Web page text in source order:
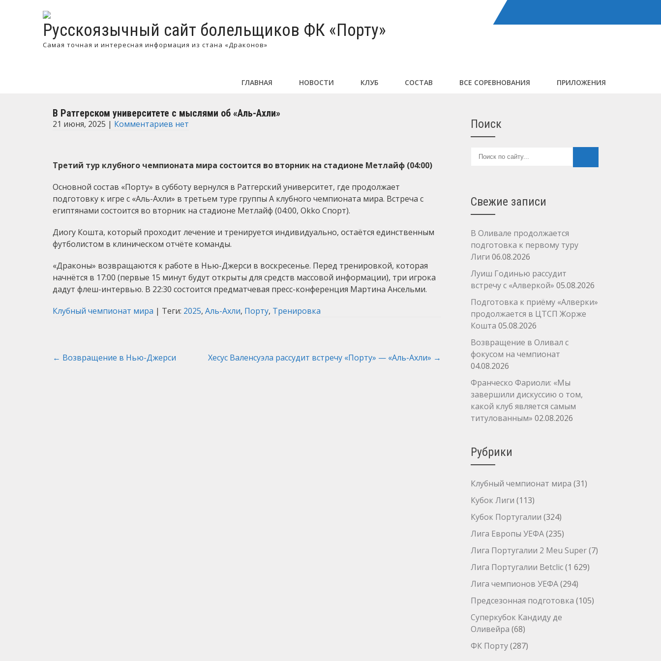
Русскоязычный сайт болельщиков ФК «Порту»
Самая точная и интересная информация из стана «Драконов»
ГЛАВНАЯ НОВОСТИ КЛУБ СОСТАВ ВСЕ СОРЕВНОВАНИЯ ПРИЛОЖЕНИЯ
В Ратгерском университете с мыслями об «Аль-Ахли»
21 июня, 2025 | Комментариев нет
Третий тур клубного чемпионата мира состоится во вторник на стадионе Метлайф (04:00)
Основной состав «Порту» в субботу вернулся в Ратгерский университет, где продолжает
подготовку к игре с «Аль-Ахли» в третьем туре группы А клубного чемпионата мира. Встреча с
египтянами состоится во вторник на стадионе Метлайф (04:00, Okko Спорт).
Диогу Кошта, который проходит лечение и тренируется индивидуально, остаётся единственным
футболистом в клиническом отчёте команды.
«Драконы» возвращаются к работе в Нью-Джерси в воскресенье. Перед тренировкой, которая
начнётся в 17:00 (первые 15 минут будут открыты для средств массовой информации), три игрока
дадут флеш-интервью. В 22:30 состоится предматчевая пресс-конференция Мартина Ансельми.
Клубный чемпионат мира | Теги: 2025, Аль-Ахли, Порту, Тренировка
Post
navigation
← Возвращение в Нью-Джерси Хесус Валенсуэла рассудит встречу «Порту» — «Аль-Ахли» →
Поиск
Свежие записи
В Оливале продолжается
подготовка к первому туру
Лиги 06.08.2026
Луиш Годинью рассудит
встречу с «Алверкой» 05.08.2026
Подготовка к приёму «Алверки»
продолжается в ЦТСП Жорже
Кошта 05.08.2026
Возвращение в Оливал с
фокусом на чемпионат
04.08.2026
Франческо Фариоли: «Мы
завершили дискуссию о том,
какой клуб является самым
титулованным» 02.08.2026
Рубрики
Клубный чемпионат мира (31)
Кубок Лиги (113)
Кубок Португалии (324)
Лига Европы УЕФА(235)
Лига Португалии 2 Meu Super(7)
Лига Португалии Betclic(1 629)
Лига чемпионов УЕФА(294)
Предсезонная подготовка (105)
Суперкубок Кандиду де
Оливейра (68)
ФК Порту(287)